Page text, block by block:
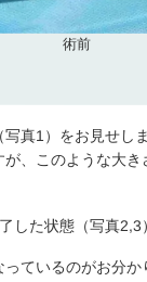
術前
真1）をお見せし
が、このような大
した状態（写真2,3
ているのがお分か